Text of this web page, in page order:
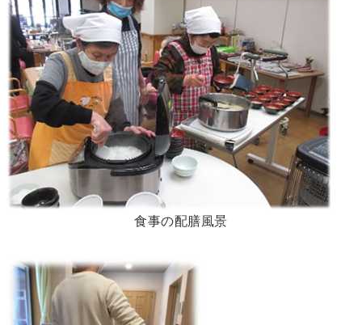
食事の配膳風景